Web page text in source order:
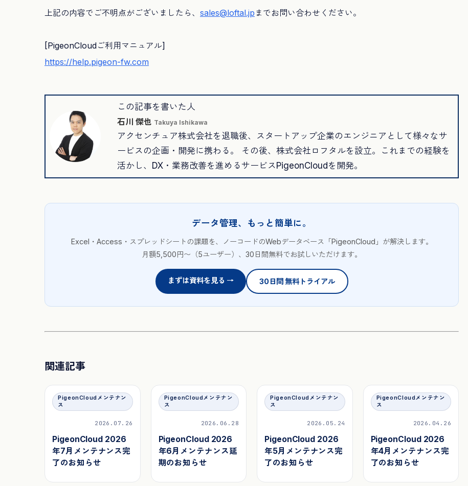
上記の内容でご不明点がございましたら、 sales@loftal.jp までお問い合わせください。
[PigeonCloudご利用マニュアル]
https://help.pigeon-fw.com
この記事を書いた人
石川 傑也 Takuya Ishikawa
アクセンチュア株式会社を退職後、スタートアップ企業のエンジニアとして様々なサ
ービスの企画・開発に携わる。 その後、株式会社ロフタルを設立。これまでの経験を
活かし、DX・業務改善を進めるサービスPigeonCloudを開発。
データ管理、もっと簡単に。
Excel・Access・スプレッドシートの課題を、ノーコードのWebデータベース「PigeonCloud」が解決します。
月額5,500円〜（5ユーザー）、30日間無料でお試しいただけます。
まずは資料を見る → 30日間 無料トライアル
関連記事
PigeonCloudメンテナン
ス
2026.07.26
PigeonCloud 2026
年7月メンテナンス完
了のお知らせ
PigeonCloudメンテナン
ス
2026.06.28
PigeonCloud 2026
年6月メンテナンス延
期のお知らせ
PigeonCloudメンテナン
ス
2026.05.24
PigeonCloud 2026
年5月メンテナンス完
了のお知らせ
PigeonCloudメンテナン
ス
2026.04.26
PigeonCloud 2026
年4月メンテナンス完
了のお知らせ